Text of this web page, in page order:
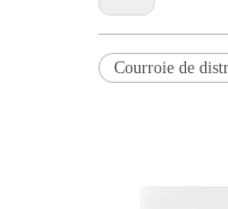
Courroie de